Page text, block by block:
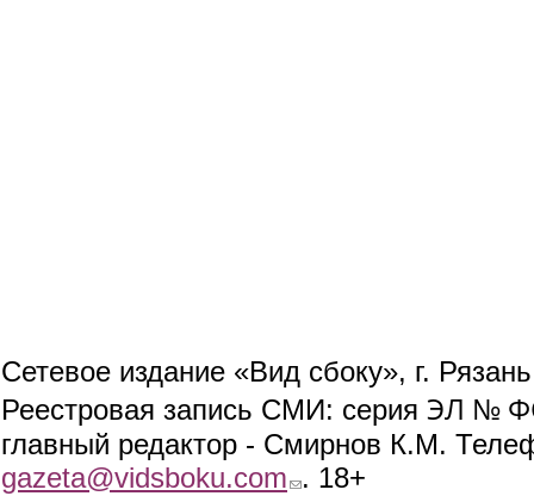
Сетевое издание «Вид сбоку», г.
Реестровая запись СМИ: серия ЭЛ №
главный редактор - Смирнов К.М.
gazeta@vidsboku.com (link sends e-mail)
. 18+